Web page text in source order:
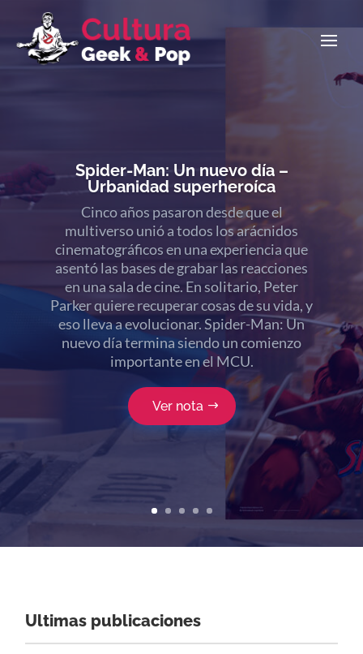
Spider-Man: Un nuevo día –
Urbanidad superheroíca
Cinco años pasaron desde que el
multiverso unió a todos los arácnidos
cinematográficos en una experiencia que
asentó las bases de grabar las reacciones
en una sala de cine. En solitario, Peter
Parker quiere recuperar cosas de su vida, y
eso lleva a evolucionar. Spider-Man: Un
nuevo día termina siendo un comienzo
importante en el MCU.
Ver nota
Los nenazos están de parabienes, volvió
Christopher Nolan y los emojis de
«puchito-puchito-puchito» se multiplican
al infinito. El retorno definitivo, la historia
mitológica que modificó para siempre a los
dioses en Occidente. Llega La Odisea al
cine, y el celuloide en 70mm sonríe.
Ultimas publicaciones